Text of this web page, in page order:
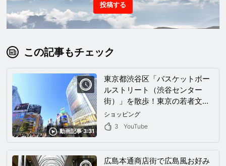
投稿する
この記事もチェック
動画記事 3:31
東京都渋谷区「バスケットボー
ルストリート（渋谷センター
街）」を散歩！東京の若者文化
の情報発信地を動画で！
ショッピング
3
YouTube
広島本通商店街で広島風お好み